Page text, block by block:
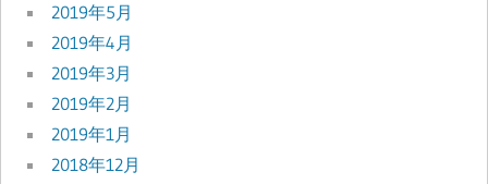
2019年5月
2019年4月
2019年3月
2019年2月
2019年1月
2018年12月